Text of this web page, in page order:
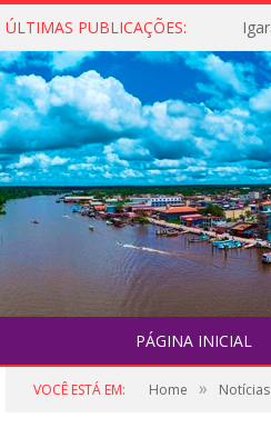
ÚLTIMAS PUBLICAÇÕES:
PÁGINA INICIAL
VOCÊ ESTÁ EM: Home » Notícias